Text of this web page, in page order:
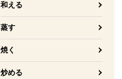
和える
蒸す
焼く
炒める